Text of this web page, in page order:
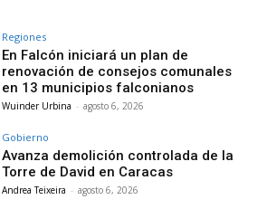
Regiones
En Falcón iniciará un plan de
renovación de consejos comunales
en 13 municipios falconianos
Wuinder Urbina - agosto 6, 2026
Gobierno
Avanza demolición controlada de la
Torre de David en Caracas
Andrea Teixeira - agosto 6, 2026